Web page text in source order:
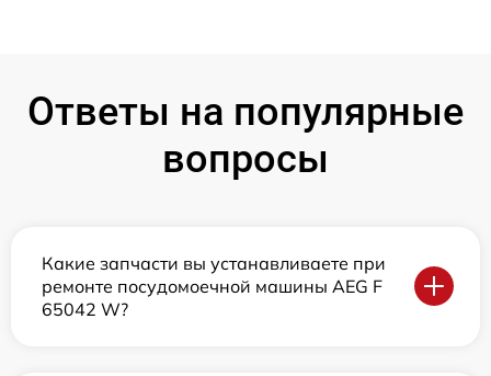
Ответы на популярные
вопросы
Какие запчасти вы устанавливаете при
ремонте посудомоечной машины AEG F
65042 W?